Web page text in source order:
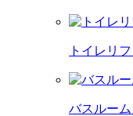
トイレリ
バスルー